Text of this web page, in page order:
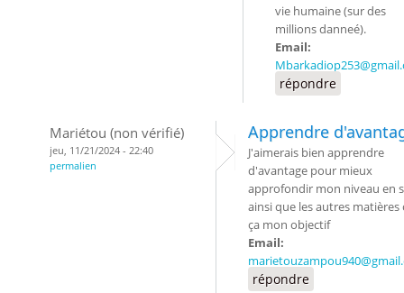
vie humaine (sur des
millions danneé).
Email:
répondre
Mariétou (non vérifié)
jeu, 11/21/2024 - 22:40
permalien
Apprendre
J'aimerais bien apprendre
d'avantage pour mieux
approfondir mon niveau en
ainsi que les autres matières
ça mon objectif
Email:
répondre